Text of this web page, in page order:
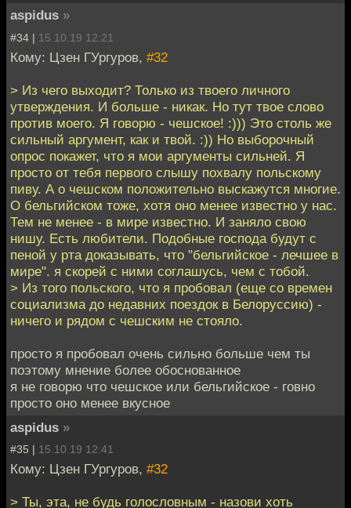
aspidus »
#34 | 15.10.19 12:21
Кому: Цзен ГУргуров, #32
> Из чего выходит? Только из твоего личного
утверждения. И больше - никак. Но тут твое слово
против моего. Я говорю - чешское! :))) Это столь же
сильный аргумент, как и твой. :)) Но выборочный
опрос покажет, что я мои аргументы сильней. Я
просто от тебя первого слышу похвалу польскому
пиву. А о чешском положительно выскажутся многие.
О бельгийском тоже, хотя оно менее известно у нас.
Тем не менее - в мире известно. И заняло свою
нишу. Есть любители. Подобные господа будут с
пеной у рта доказывать, что "бельгийское - лечшее в
мире". я скорей с ними соглашусь, чем с тобой.
> Из того польского, что я пробовал (еще со времен
социализма до недавних поездок в Белоруссию) -
ничего и рядом с чешским не стояло.
просто я пробовал очень сильно больше чем ты
поэтому мнение более обоснованное
я не говорю что чешское или бельгийское - говно
просто оно менее вкусное
aspidus »
#35 | 15.10.19 12:41
Кому: Цзен ГУргуров, #32
> Ты, эта, не будь голословным - назови хоть